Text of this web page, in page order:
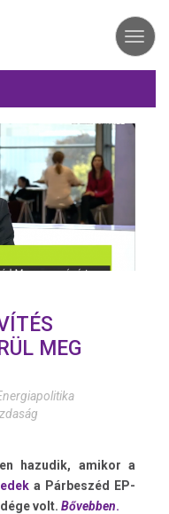
MEG
hazudik, amikor a
a Párbeszéd EP-
volt. Bővebben.